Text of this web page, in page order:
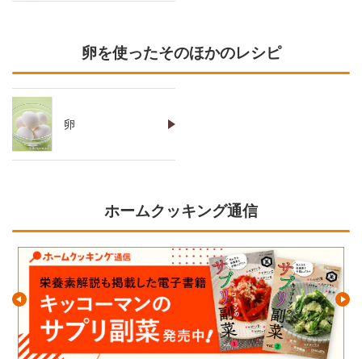
卵を使ったそのほかのレシピ
卵
ホームクッキング通信